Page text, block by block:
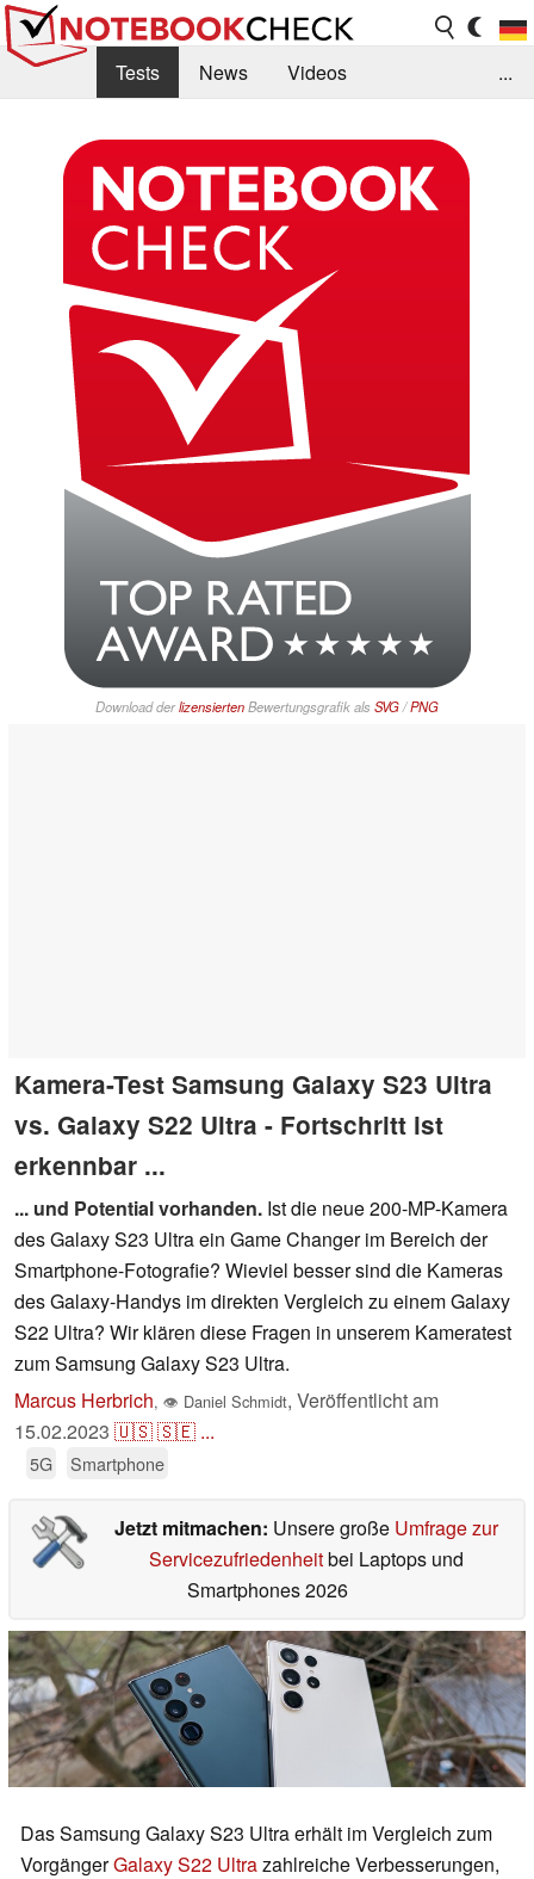
Tests News
Videos
Kaufberatung
Deals Suche
Jobs
...
Download derlizensiertenBewertungsgrafik als SVG/PNG
Kamera-Test Samsung Galaxy S23 Ultra
vs. Galaxy S22 Ultra - Fortschritt ist
erkennbar ...
... und Potential vorhanden. Ist die neue 200-MP-Kamera
des Galaxy S23 Ultra ein Game Changer im Bereich der
Smartphone-Fotografie? Wieviel besser sind die Kameras
des Galaxy-Handys im direkten Vergleich zu einem Galaxy
S22 Ultra? Wir klären diese Fragen in unserem Kameratest
zum Samsung Galaxy S23 Ultra.
Marcus Herbrich, 👁 Daniel Schmidt, Veröffentlicht am
15.02.2023 🇺🇸🇸🇪 ...
5G Smartphone
Jetzt mitmachen: Unsere große Umfrage zur
Servicezufriedenheitbei Laptops und
Smartphones 2026
Das Samsung Galaxy S23 Ultra erhält im Vergleich zum
VorgängerGalaxy S22 Ultrazahlreiche Verbesserungen,